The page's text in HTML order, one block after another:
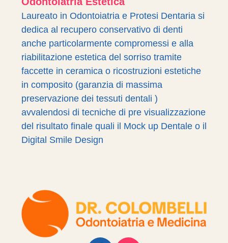
Laureato in Odontoiatria e Protesi Dentaria si
dedica al recupero conservativo di denti
anche particolarmente compromessi e alla
riabilitazione estetica del sorriso tramite
faccette in ceramica o ricostruzioni estetiche
in composito (garanzia di massima
preservazione dei tessuti dentali )
avvalendosi di tecniche di pre visualizzazione
del risultato finale quali il Mock up Dentale o il
Digital Smile Design